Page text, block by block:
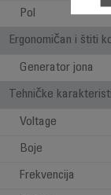
Pol
Ergonomičan i štiti
Generator jona
Tehničke
Voltage
Boje
Frekvencija